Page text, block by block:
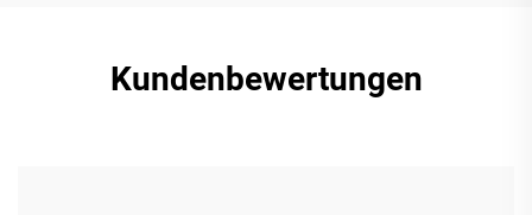
Kundenbewertungen